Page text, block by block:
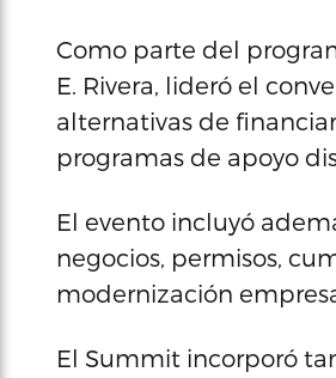
Como parte del
E. Rivera, lideró el
alternativas de
programas de apoyo
El evento incluyó
negocios, permisos,
modernización
El Summit incorporó